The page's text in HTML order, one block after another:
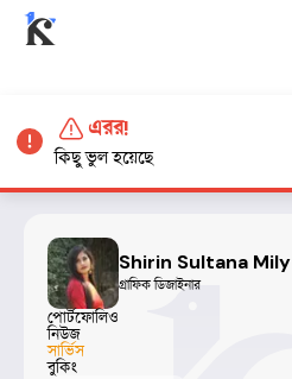
Shirin Sultana Mily
গ্রাফিক ডিজাইনার
পোর্টফোলিও
নিউজ
সার্ভিস
বুকিং
এরর!
কিছু ভুল হয়েছে